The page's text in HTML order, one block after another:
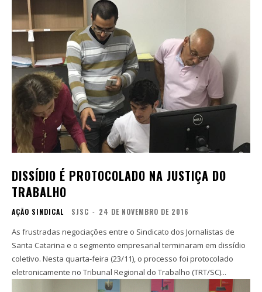
DISSÍDIO É PROTOCOLADO NA JUSTIÇA DO
TRABALHO
AÇÃO SINDICAL SJSC - 24 DE NOVEMBRO DE 2016
As frustradas negociações entre o Sindicato dos Jornalistas de
Santa Catarina e o segmento empresarial terminaram em dissídio
coletivo. Nesta quarta-feira (23/11), o processo foi protocolado
eletronicamente no Tribunal Regional do Trabalho (TRT/SC)...